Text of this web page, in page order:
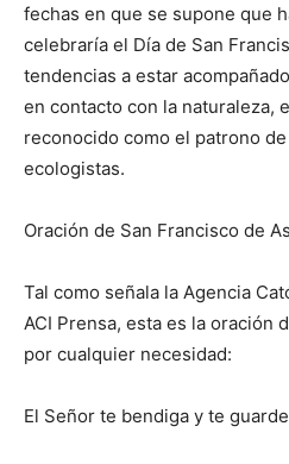
fechas en que se supone que
celebraría el Día de San
tendencias a estar
en contacto con la naturaleza,
reconocido como el patrono
ecologistas.
Oración de San Francisco de
Tal como señala la Agencia
ACI Prensa, esta es la oración
por cualquier necesidad:
El Señor te bendiga y te guarde